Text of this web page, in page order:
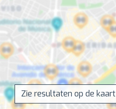
Zie resultaten op de kaart